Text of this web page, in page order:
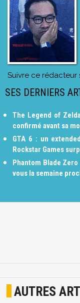
Suivre ce rédacteur
SES DERNIERS
The Legend of
confirmé avant sa
GTA 6 : un
Rockstar Games
Phantom Blade
vous la semaine
AUTRES